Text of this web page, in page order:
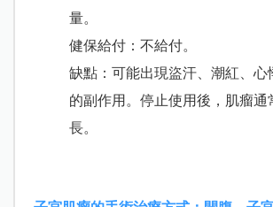
量。
健保給付：不給付。
缺點：可能出現盜汗、潮紅、心
的副作用。停止使用後，肌瘤通
長。